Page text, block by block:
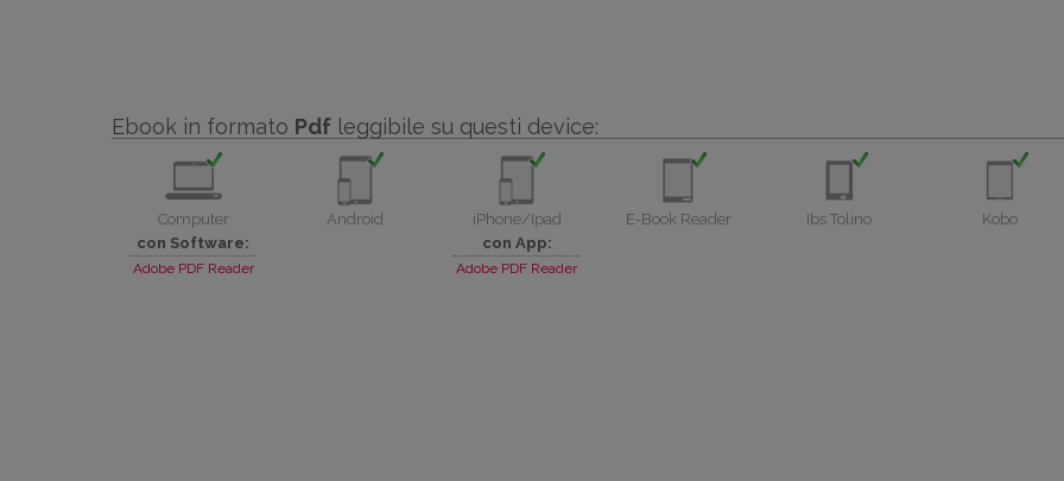
Ebook in formato Pdf leggibile su questi device:
Computer
con Software:
Adobe PDF Reader
Android
iPhone/Ipad
con App:
Adobe PDF Reader
E-Book Reader Ibs Tolino Kobo